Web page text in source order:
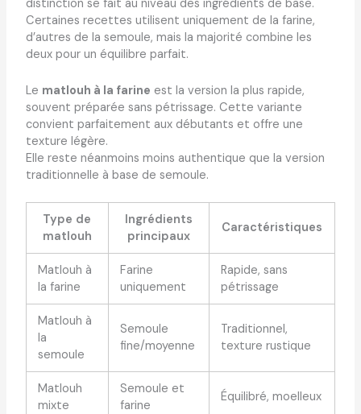
distinction se fait au niveau des ingrédients de base.
Certaines recettes utilisent uniquement de la farine,
d’autres de la semoule, mais la majorité combine les
deux pour un équilibre parfait.
Le matlouh à la farine est la version la plus rapide,
souvent préparée sans pétrissage. Cette variante
convient parfaitement aux débutants et offre une
texture légère.
Elle reste néanmoins moins authentique que la version
traditionnelle à base de semoule.
Type de
matlouh
Ingrédients
principaux
Caractéristiques
Matlouh à
la farine
Farine
uniquement
Rapide, sans
pétrissage
Matlouh à
la
semoule
Semoule
fine/moyenne
Traditionnel,
texture rustique
Matlouh
mixte
Semoule et
farine
Équilibré, moelleux